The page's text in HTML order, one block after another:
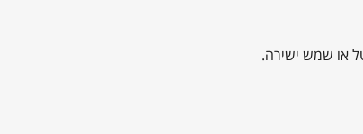
או שמש ישירה.